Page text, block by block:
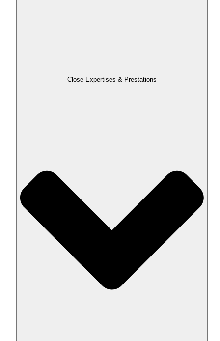
Close Expertises & Prestations